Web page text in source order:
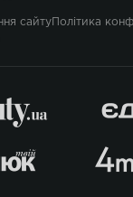
сайту Політика